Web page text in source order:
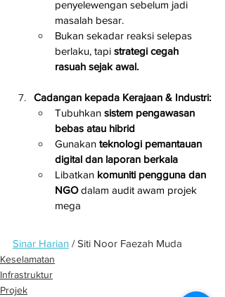
penyelewengan sebelum jadi
masalah besar.
Bukan sekadar reaksi selepas
berlaku, tapi strategi cegah
rasuah sejak awal.
Cadangan kepada Kerajaan & Industri:
Tubuhkan sistem pengawasan
bebas atau hibrid
Gunakan teknologi pemantauan
digital dan laporan berkala
Libatkan komuniti pengguna dan
NGO dalam audit awam projek
mega
Sinar Harian / Siti Noor Faezah Muda
Keselamatan
Infrastruktur
Projek